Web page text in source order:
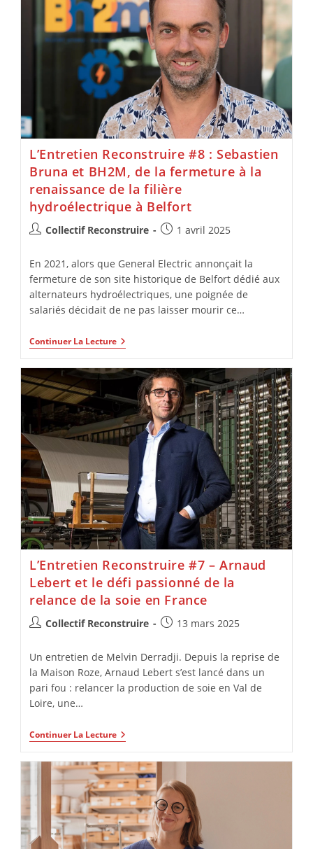
L’Entretien Reconstruire #8 : Sebastien
Bruna et BH2M, de la fermeture à la
renaissance de la filière
hydroélectrique à Belfort
Collectif Reconstruire 1 avril 2025
En 2021, alors que General Electric annonçait la
fermeture de son site historique de Belfort dédié aux
alternateurs hydroélectriques, une poignée de
salariés décidait de ne pas laisser mourir ce…
Continuer La Lecture
L’Entretien Reconstruire #7 – Arnaud
Lebert et le défi passionné de la
relance de la soie en France
Collectif Reconstruire 13 mars 2025
Un entretien de Melvin Derradji. Depuis la reprise de
la Maison Roze, Arnaud Lebert s’est lancé dans un
pari fou : relancer la production de soie en Val de
Loire, une…
Continuer La Lecture